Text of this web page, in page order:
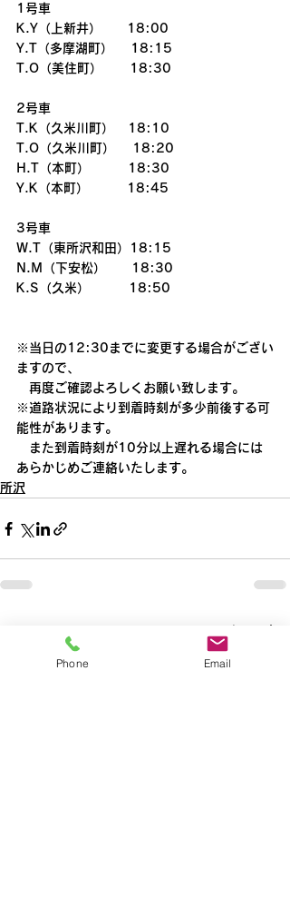
1号車
K.Y（上新井）　　18:00
Y.T（多摩湖町）　 18:15
T.O（美住町）      18:30
2号車
T.K（久米川町）   18:10
T.O（久米川町） 　18:20
H.T（本町）　　　18:30
Y.K（本町）　　　18:45
3号車
W.T（東所沢和田）18:15
N.M（下安松）　　18:30
K.S（久米）　  　 18:50
※当日の12:30までに変更する場合がござい
ますので、
再度ご確認よろしくお願い致します。
※道路状況により到着時刻が多少前後する可
能性があります。
また到着時刻が10分以上遅れる場合には
あらかじめご連絡いたします。
所沢
Phone Email